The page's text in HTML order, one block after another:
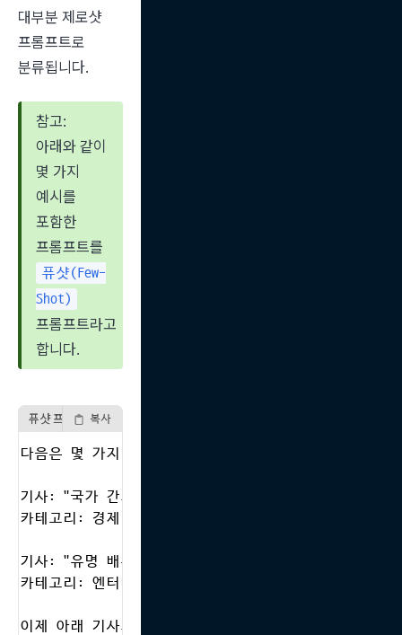
대부분 제로샷
프롬프트로
분류됩니다.
참고:
아래와 같이
몇 가지
예시를
포함한
퓨샷(Few-
Shot)
프롬프트라고
합니다.
퓨샷 프롬프트 예시
복사
다음은 몇 가지 뉴스 기사의 예시입니다. 각 기사는 특
기사: "국가 간의 무역 협상이 진전을 보이고 있습니다
카테고리: 경제
기사: "유명 배우가 새 영화에 출연한다고 발표했습니
카테고리: 엔터테인먼트
이제 아래 기사의 카테고리를 분류하세요.